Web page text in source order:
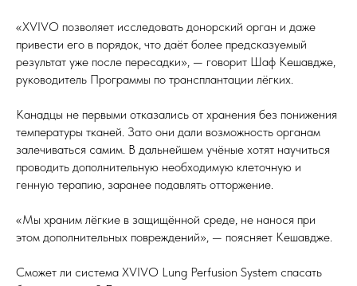
«XVIVO позволяет исследовать донорский орган и даже
привести его в порядок, что даёт более предсказуемый
результат уже после пересадки», — говорит Шаф Кешавдже,
руководитель Программы по трансплантации лёгких.
Канадцы не первыми отказались от хранения без понижения
температуры тканей. Зато они дали возможность органам
залечиваться самим. В дальнейшем учёные хотят научиться
проводить дополнительную необходимую клеточную и
генную терапию, заранее подавлять отторжение.
«Мы храним лёгкие в защищённой среде, не нанося при
этом дополнительных повреждений», — поясняет Кешавдже.
Сможет ли система XVIVO Lung Perfusion System спасать